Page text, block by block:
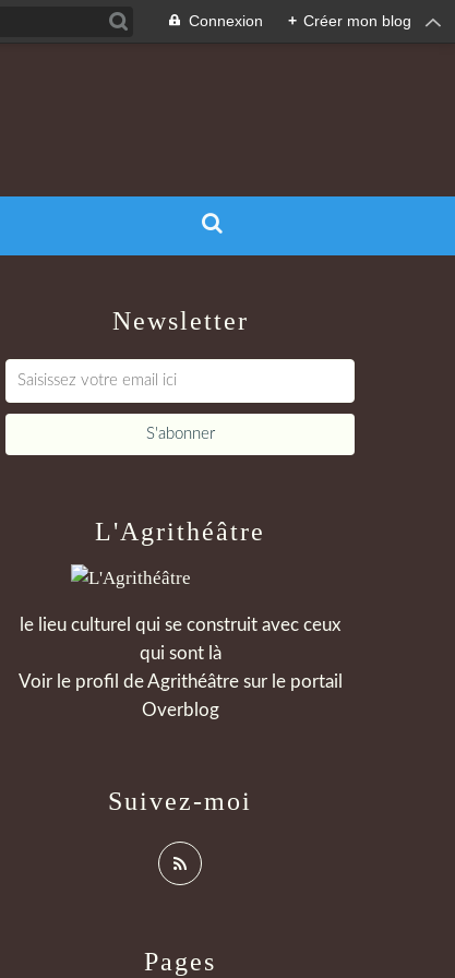
Connexion + Créer mon blog
Newsletter
Pages
L'Agrithéâtre
le lieu culturel qui se construit avec ceux
qui sont là
Voir le profil deAgrithéâtresur le portail
Overblog
Suivez-moi